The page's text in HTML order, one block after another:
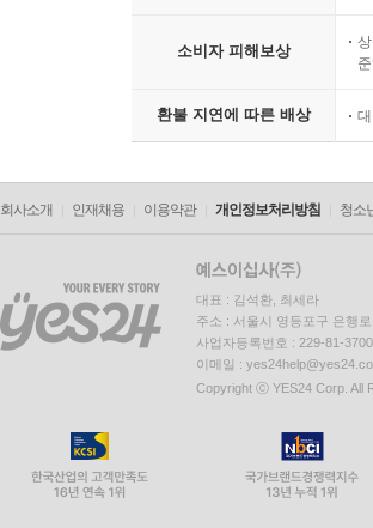
소비자 피해보상
환불 지연에 따른 배상
회사소개 인재채용 이용약관 개인정보처리방침 청소
대표 : 김석환, 최세라
주소 : 서울시 영등포구 은행
사업자등록번호 : 229-81-
이메일 :
Copyright ⓒ YES24 Corp. All